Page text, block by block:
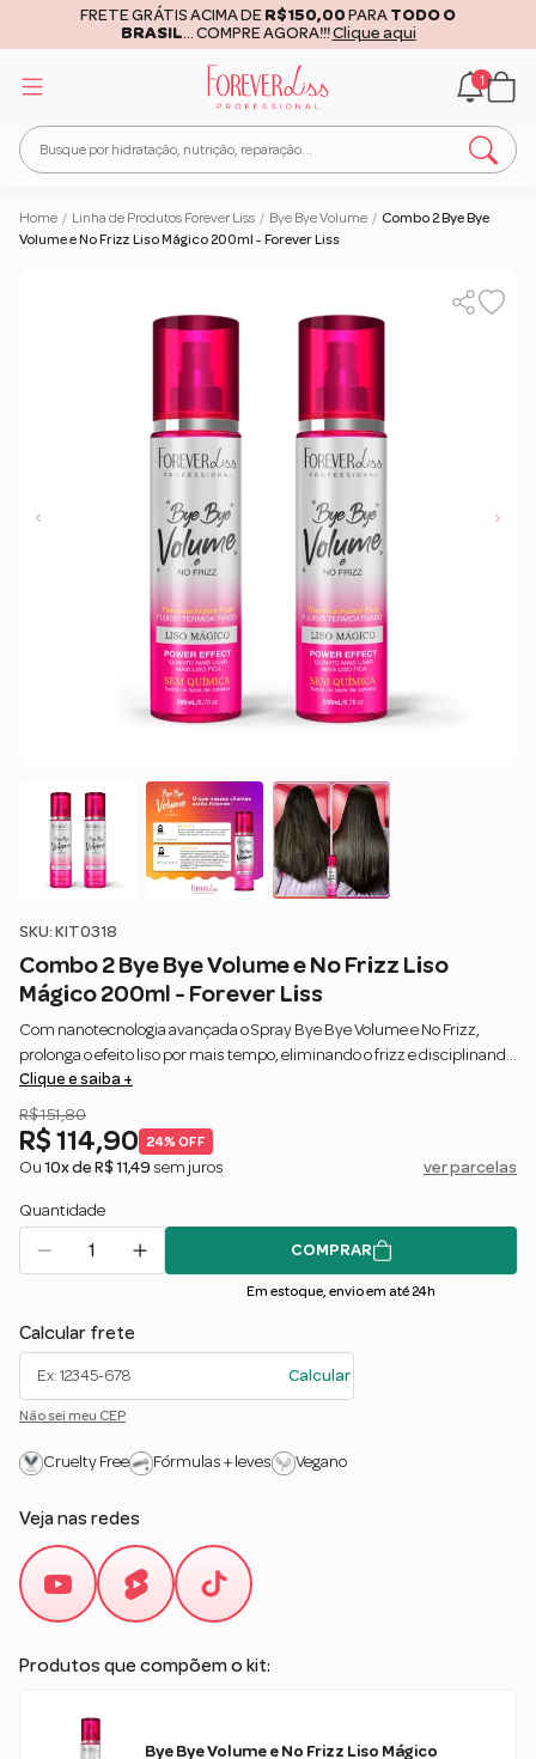
FRETE GRÁTIS ACIMA DE R$150,00 PARA TODO O
BRASIL ... COMPRE AGORA!!!Clique aqui
1
Home / Linha de Produtos Forever Liss / Bye Bye Volume / Combo 2 Bye Bye
Volume e No Frizz Liso Mágico 200ml - Forever Liss
SKU: KIT0318
Combo 2 Bye Bye Volume e No Frizz Liso
Mágico 200ml - Forever Liss
Com nanotecnologia avançada o Spray Bye Bye Volume e No Frizz,
prolonga o efeito liso por mais tempo, eliminando o frizz e disciplinando
os fios.
Clique e saiba +
R$ 151,80
R$ 114,90 24% OFF
Ou 10x de R$ 11,49 sem juros ver parcelas
Quantidade
COMPRAR
Em estoque, envio em até 24h
Calcular frete
Calcular
Não sei meu CEP
Cruelty Free Fórmulas + leves Vegano
Veja nas redes
Produtos que compõem o kit:
Bye Bye Volume e No Frizz Liso Mágico